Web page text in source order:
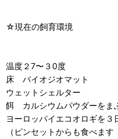
☆現在の飼育環境
温度２7〜３0度
床 バイオジオマット
ウェットシェルター
餌 カルシウムパウダーをま
ヨーロッパイエコオロギを３
（ピンセットからも食べます